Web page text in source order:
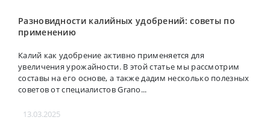
Разновидности калийных удобрений: советы по
применению
Калий как удобрение активно применяется для
увеличения урожайности. В этой статье мы рассмотрим
составы на его основе, а также дадим несколько полезных
советов от специалистов Grano...
13.03.2025